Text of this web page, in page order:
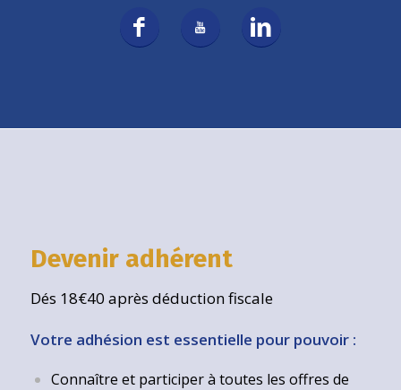
Devenir adhérent
Dés 18€40 après déduction fiscale
Votre adhésion est essentielle pour pouvoir :
Connaître et participer à toutes les offres de